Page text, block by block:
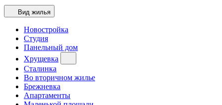
Вид жилья
Новостройка
Студия
Панельный дом
Хрущевка
Сталинка
Во вторичном жилье
Брежневка
Апартаменты